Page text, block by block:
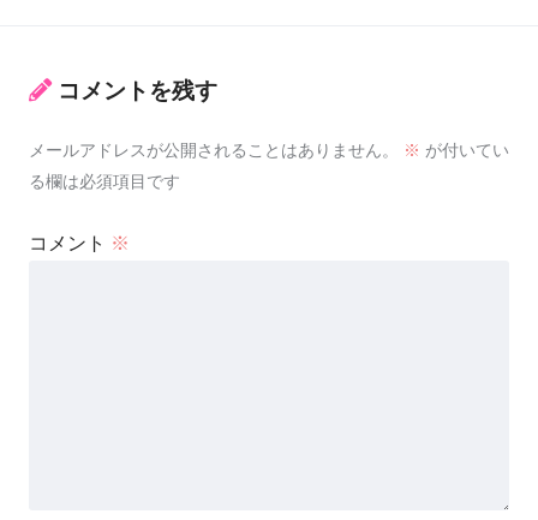
コメントを残す
メールアドレスが公開されることはありません。 ※ が付いてい
る欄は必須項目です
コメント ※